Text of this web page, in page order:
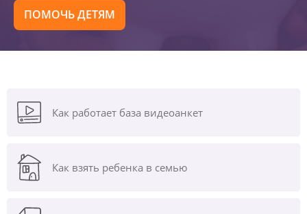
ПОМОЧЬ ДЕТЯМ
Как работает база видеоанкет
Как взять ребенка в семью